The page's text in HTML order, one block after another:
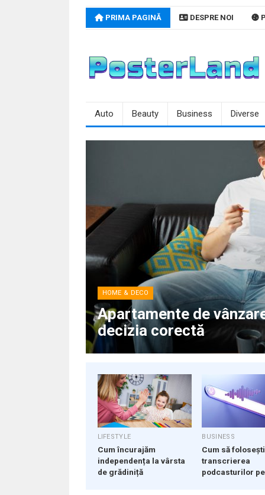
Skip
PRIMA PAGINĂ DESPRE NOI
Auto Beauty Business Diverse
HOME & DECO
Apartamente de
decizia corectă
LIFESTYLE
Cum încurajăm
independența la vârsta
de grădiniță
BUSINESS
Cum să folosești
transcrierea
podcasturilor